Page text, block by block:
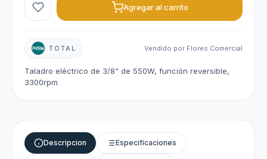
TOTAL Vendido por Flores Comercial
Taladro eléctrico de 3/8" de 550W, función reversible,
3300rpm
Agregar al carrito
Descripcion Especificaciones